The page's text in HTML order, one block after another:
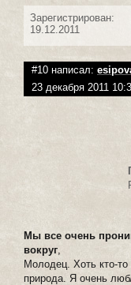
Зарегистрирован:
19.12.2011
#10 написал:
23 декабря 2011
Мы все очень
вокруг
Молодец. Хоть кто-
природа. Я очень